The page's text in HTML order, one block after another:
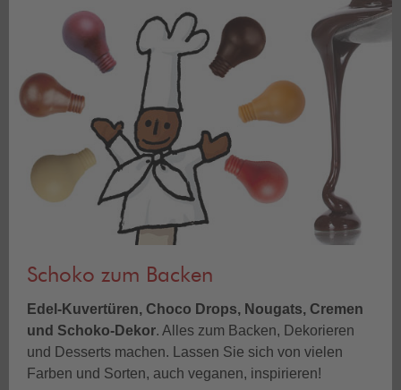
Schoko zum Backen
Edel-Kuvertüren, Choco Drops, Nougats, Cremen
und Schoko-Dekor. Alles zum Backen, Dekorieren
und Desserts machen. Lassen Sie sich von vielen
Farben und Sorten, auch veganen, inspirieren!